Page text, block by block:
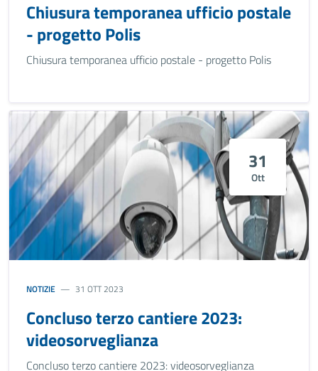
Chiusura temporanea ufficio postale
- progetto Polis
Chiusura temporanea ufficio postale - progetto Polis
31
Ott
NOTIZIE 31 OTT 2023
Concluso terzo cantiere 2023:
videosorveglianza
Concluso terzo cantiere 2023: videosorveglianza